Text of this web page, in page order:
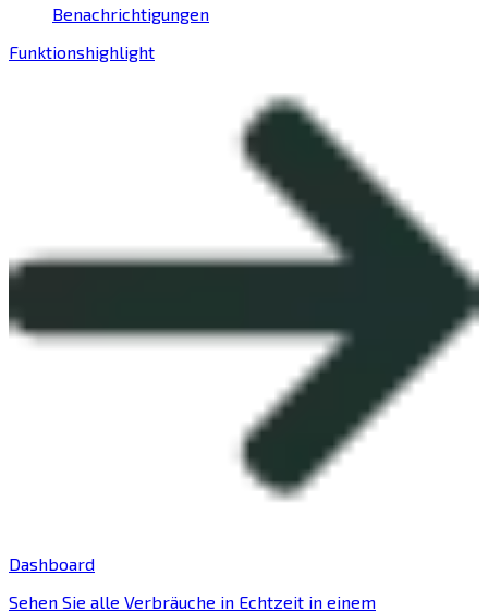
Benachrichtigungen
Funktionshighlight
Dashboard
Sehen Sie alle Verbräuche in Echtzeit in einem